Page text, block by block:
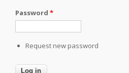
Password *
Request new password